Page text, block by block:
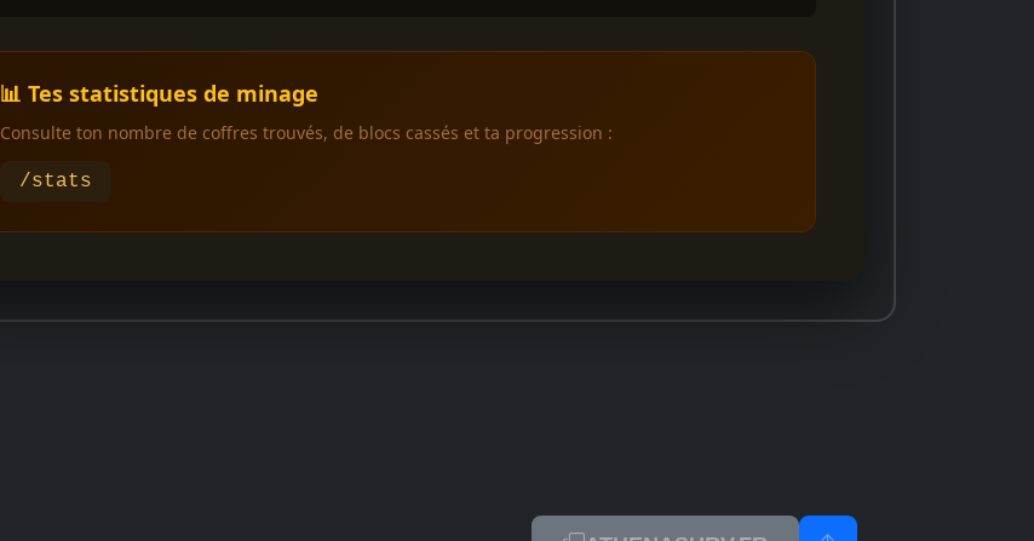
📊 Tes statistiques de minage
Consulte ton nombre de coffres trouvés, de blocs cassés et ta progression :
/stats